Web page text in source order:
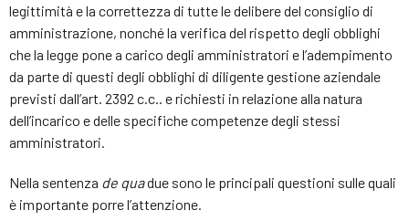
legittimità e la correttezza di tutte le delibere del consiglio di
amministrazione, nonché la verifica del rispetto degli obblighi
che la legge pone a carico degli amministratori e l’adempimento
da parte di questi degli obblighi di diligente gestione aziendale
previsti dall’art. 2392 c.c.. e richiesti in relazione alla natura
dell’incarico e delle specifiche competenze degli stessi
amministratori.
Nella sentenza de quadue sono le principali questioni sulle quali
è importante porre l’attenzione.